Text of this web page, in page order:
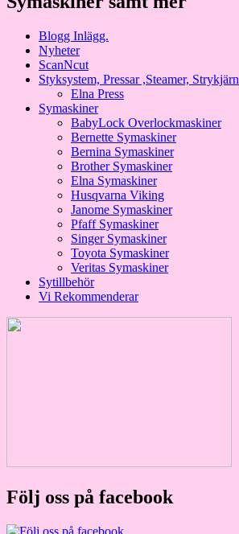
Blogg Inlägg.
Nyheter
ScanNcut
Styksystem, Pressar ,Steamer, Strykjärn
Elna Press
Symaskiner
BabyLock Overlockmaskiner
Bernette Symaskiner
Bernina Symaskiner
Brother Symaskiner
Elna Symaskiner
Husqvarna Viking
Janome Symaskiner
Pfaff Symaskiner
Singer Symaskiner
Toyota Symaskiner
Veritas Symaskiner
Sytillbehör
Vi Rekommenderar
Följ oss på facebook